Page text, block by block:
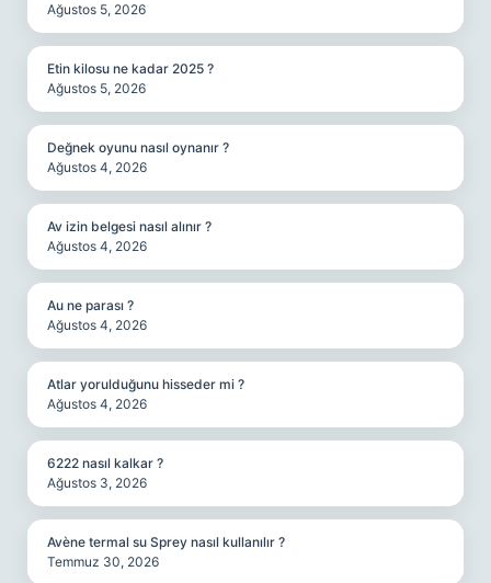
Ağustos 5, 2026
Etin kilosu ne kadar 2025 ?
Ağustos 5, 2026
Değnek oyunu nasıl oynanır ?
Ağustos 4, 2026
Av izin belgesi nasıl alınır ?
Ağustos 4, 2026
Au ne parası ?
Ağustos 4, 2026
Atlar yorulduğunu hisseder mi ?
Ağustos 4, 2026
6222 nasıl kalkar ?
Ağustos 3, 2026
Avène termal su Sprey nasıl kullanılır ?
Temmuz 30, 2026